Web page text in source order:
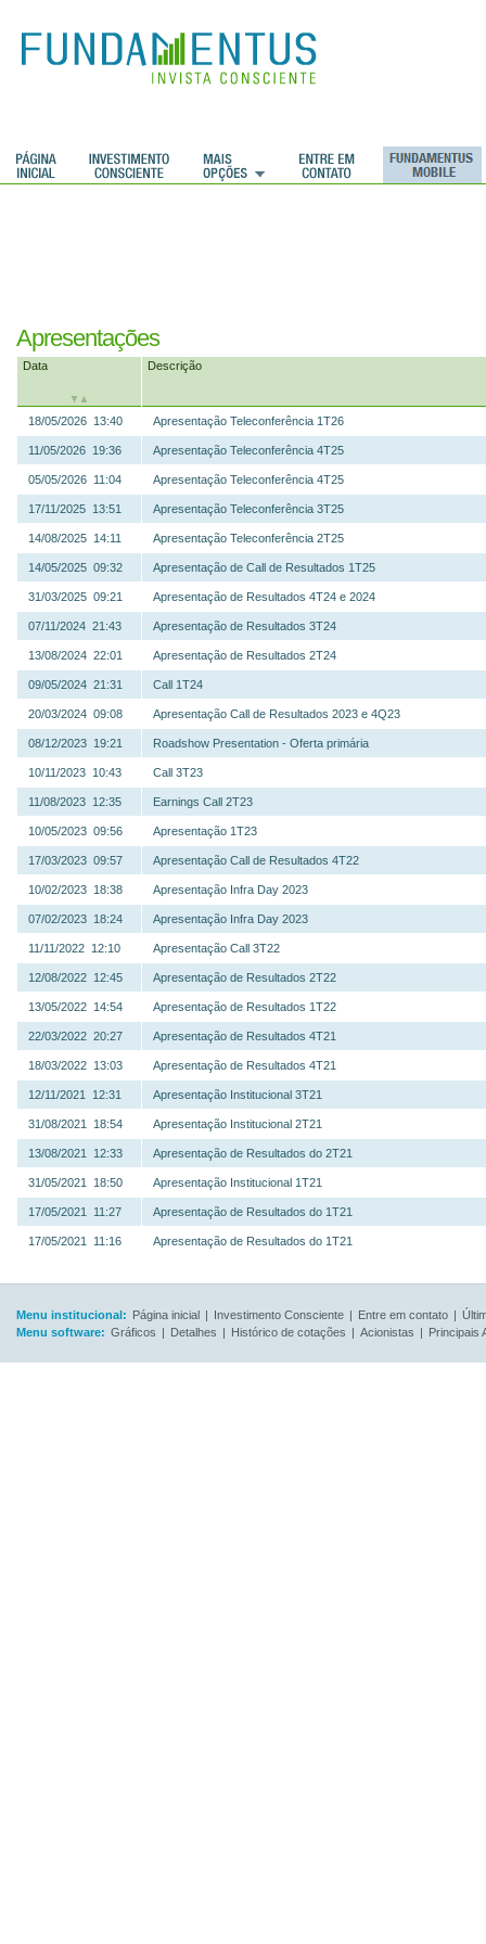
Apresentações
Data Descrição
18/05/2026 13:40 Apresentação Teleconferência 1T26
11/05/2026 19:36 Apresentação Teleconferência 4T25
05/05/2026 11:04 Apresentação Teleconferência 4T25
17/11/2025 13:51 Apresentação Teleconferência 3T25
14/08/2025 14:11 Apresentação Teleconferência 2T25
14/05/2025 09:32 Apresentação de Call de Resultados 1T25
31/03/2025 09:21 Apresentação de Resultados 4T24 e 2024
07/11/2024 21:43 Apresentação de Resultados 3T24
13/08/2024 22:01 Apresentação de Resultados 2T24
09/05/2024 21:31 Call 1T24
20/03/2024 09:08 Apresentação Call de Resultados 2023 e 4Q23
08/12/2023 19:21 Roadshow Presentation - Oferta primária
10/11/2023 10:43 Call 3T23
11/08/2023 12:35 Earnings Call 2T23
10/05/2023 09:56 Apresentação 1T23
17/03/2023 09:57 Apresentação Call de Resultados 4T22
10/02/2023 18:38 Apresentação Infra Day 2023
07/02/2023 18:24 Apresentação Infra Day 2023
11/11/2022 12:10 Apresentação Call 3T22
12/08/2022 12:45 Apresentação de Resultados 2T22
13/05/2022 14:54 Apresentação de Resultados 1T22
22/03/2022 20:27 Apresentação de Resultados 4T21
18/03/2022 13:03 Apresentação de Resultados 4T21
12/11/2021 12:31 Apresentação Institucional 3T21
31/08/2021 18:54 Apresentação Institucional 2T21
13/08/2021 12:33 Apresentação de Resultados do 2T21
31/05/2021 18:50 Apresentação Institucional 1T21
17/05/2021 11:27 Apresentação de Resultados do 1T21
17/05/2021 11:16 Apresentação de Resultados do 1T21
Menu institucional: Página inicial | Investimento Consciente | Entre em contato |
Menu software: Gráficos | Detalhes | Histórico de cotações | Acionistas | Principais